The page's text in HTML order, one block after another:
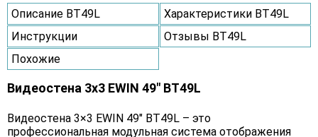
Описание BT49L
Характеристики BT49L
Инструкции
Отзывы BT49L
Похожие
Видеостена 3x3 EWIN 49" BT49L
Видеостена 3×3 EWIN 49" BT49L – это
профессиональная модульная система отображения